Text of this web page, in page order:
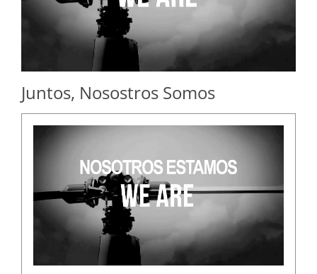
Juntos, Nosostros Somos